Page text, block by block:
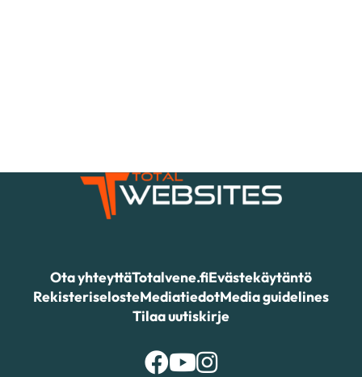
Ota yhteyttäTotalvene.fiEvästekäytäntö
RekisteriselosteMediatiedotMedia guidelines
Tilaa uutiskirje